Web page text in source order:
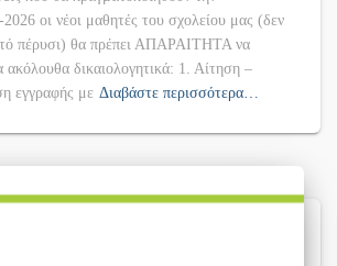
οι νέοι μαθητές του σχολείου μας (δεν
πέρυσι) θα πρέπει ΑΠΑΡΑΙΤΗΤΑ να
ακόλουθα δικαιολογητικά: 1. Αίτηση –
εγγραφής με Διαβάστε περισσότερα…